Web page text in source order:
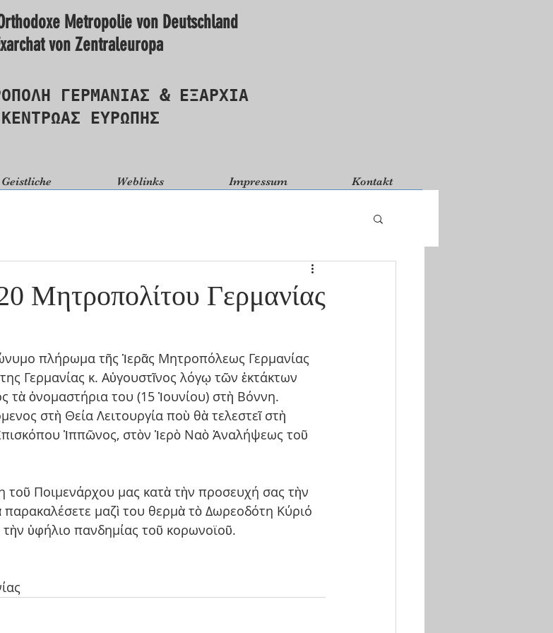
Metropolie von Deutschland
von Zentraleuropa
ΓΕΡΜΑΝΙΑΣ & ΕΞΑΡΧΙΑ
ΚΕΝΤΡΩΑΣ ΕΥΡΩΠΗΣ
Geistliche Weblinks Impressum Kontakt
Μητροπολίτου Γερμανίας
πλήρωμα τῆς Ἱερᾶς Μητροπόλεως Γερμανίας
Γερμανίας κ. Αὐγουστῖνος λόγῳ τῶν ἐκτάκτων
τὰ ὀνομαστήρια του (15 Ἰουνίου) στὴ Βόννη.
στὴ Θεία Λειτουργία ποὺ θὰ τελεστεῖ στὴ
Ἱππῶνος, στὸν Ἱερὸ Ναὸ Ἀναλήψεως τοῦ
Ποιμενάρχου μας κατὰ τὴν προσευχή σας τὴν
μαζὶ του θερμὰ τὸ Δωρεοδότη Κύριό
ὑφήλιο πανδημίας τοῦ κορωνοϊοῦ.